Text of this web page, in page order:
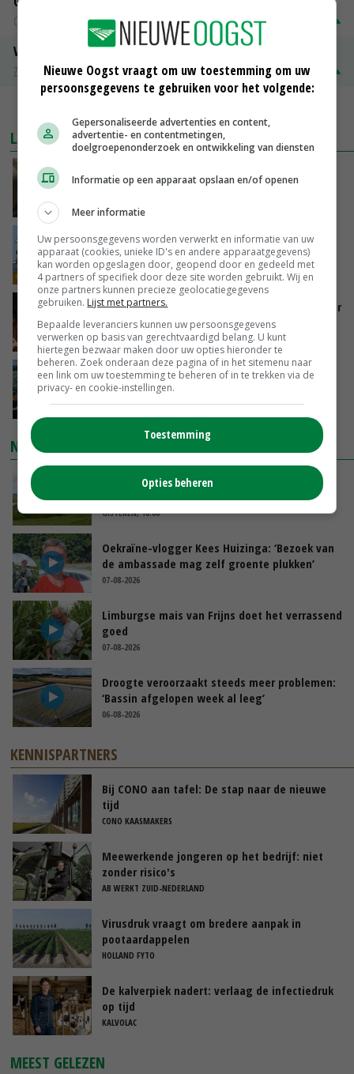
Groningen
€ 197,00
Volle melkpoeder
Zuivel NL
€ 345,00 € 20,00
LAATSTE NIEUWS
‘Samenwerking A-ware en Amalthea gaat
zorgen voor meer balans’
Internationale vraag naar geitenzuivel blijft
groot: Nederland in Europese top
GISTEREN, 15:33
Vlaamse varkensstapel krimpt, pluimveesector
groeit door schaalvergroting
GISTEREN, 15:20
‘Cijfer jezelf niet weg en doe vooral ook waar
je gelukkig van wordt’
GISTEREN, 13:31
NIEUWSTE VIDEO'S
POAH!: John Deere 7730
GISTEREN, 10:00
Oekraïne-vlogger Kees Huizinga: ‘Bezoek van
de ambassade mag zelf groente plukken’
07-08-2026
Limburgse mais van Frijns doet het verrassend
goed
07-08-2026
Droogte veroorzaakt steeds meer problemen:
‘Bassin afgelopen week al leeg’
06-08-2026
KENNISPARTNERS
Bij CONO aan tafel: De stap naar de nieuwe
tijd
CONO KAASMAKERS
Meewerkende jongeren op het bedrijf: niet
zonder risico's
AB WERKT ZUID-NEDERLAND
Virusdruk vraagt om bredere aanpak in
pootaardappelen
HOLLAND FYTO
De kalverpiek nadert: verlaag de infectiedruk
op tijd
KALVOLAC
MEEST GELEZEN
Nieuwe Oogst vraagt om uw toestemming om uw
persoonsgegevens te gebruiken voor het volgende:
Gepersonaliseerde advertenties en content,
advertentie- en contentmetingen,
doelgroepenonderzoek en ontwikkeling van diensten
Informatie op een apparaat opslaan en/of openen
Meer informatie
Uw persoonsgegevens worden verwerkt en informatie van uw
apparaat (cookies, unieke ID's en andere apparaatgegevens)
kan worden opgeslagen door, geopend door en gedeeld met
4 partners of specifiek door deze site worden gebruikt. Wij en
onze partners kunnen precieze geolocatiegegevens
gebruiken. Lijst met partners.
Bepaalde leveranciers kunnen uw persoonsgegevens
verwerken op basis van gerechtvaardigd belang. U kunt
hiertegen bezwaar maken door uw opties hieronder te
beheren. Zoek onderaan deze pagina of in het sitemenu naar
een link om uw toestemming te beheren of in te trekken via de
privacy- en cookie-instellingen.
Toestemming
Opties beheren